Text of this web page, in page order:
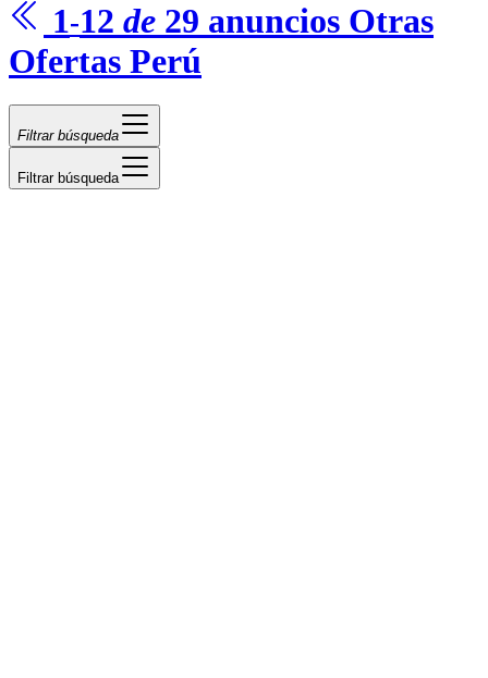
1-12 de 29 anuncios Otras
Ofertas Perú
Filtrar búsqueda
Filtrar búsqueda